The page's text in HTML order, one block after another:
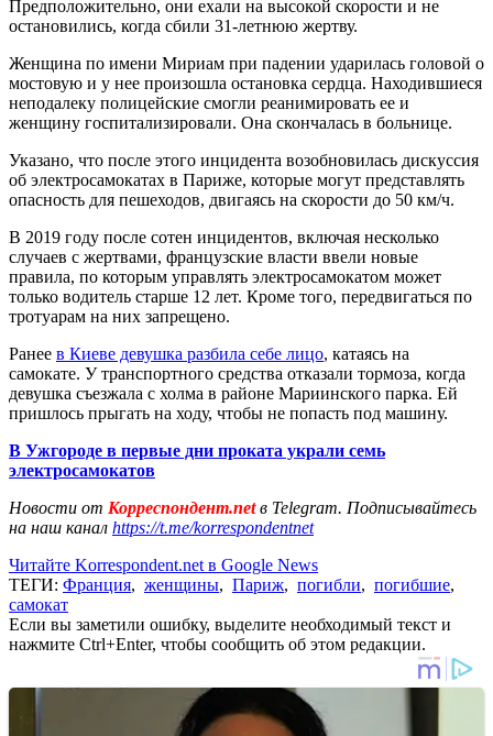
Предположительно, они ехали на высокой скорости и не
остановились, когда сбили 31-летнюю жертву.
Женщина по имени Мириам при падении ударилась головой о
мостовую и у нее произошла остановка сердца. Находившиеся
неподалеку полицейские смогли реанимировать ее и
женщину госпитализировали. Она скончалась в больнице.
Указано, что после этого инцидента возобновилась дискуссия
об электросамокатах в Париже, которые могут представлять
опасность для пешеходов, двигаясь на скорости до 50 км/ч.
В 2019 году после сотен инцидентов, включая несколько
случаев с жертвами, французские власти ввели новые
правила, по которым управлять электросамокатом может
только водитель старше 12 лет. Кроме того, передвигаться по
тротуарам на них запрещено.
Ранее в Киеве девушка разбила себе лицо, катаясь на
самокате. У транспортного средства отказали тормоза, когда
девушка съезжала с холма в районе Мариинского парка. Ей
пришлось прыгать на ходу, чтобы не попасть под машину.
В Ужгороде в первые дни проката украли семь
электросамокатов
Новости от Корреспондент.netв Telegram. Подписывайтесь
на наш канал https://t.me/korrespondentnet
Читайте Korrespondent.net в Google News
ТЕГИ: Франция, женщины, Париж, погибли, погибшие,
самокат
Если вы заметили ошибку, выделите необходимый текст и
нажмите Ctrl+Enter, чтобы сообщить об этом редакции.